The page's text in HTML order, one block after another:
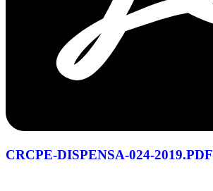
CRCPE-DISPENSA-024-2019.PDF